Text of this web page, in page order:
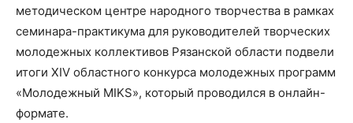
методическом центре народного творчества в рамках
семинара-практикума для руководителей творческих
молодежных коллективов Рязанской области подвели
итоги ХIV областного конкурса молодежных программ
«Молодежный MIKS», который проводился в онлайн-
формате.